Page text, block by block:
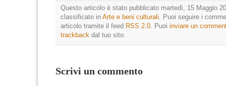
Questo articolo è stato pubblicato martedì, 15 Maggio
classificato in Arte e beni culturali . Puoi seguire i
articolo tramite il feed RSS 2.0 . Puoi inviare un
trackback dal tuo sito.
Scrivi un commento